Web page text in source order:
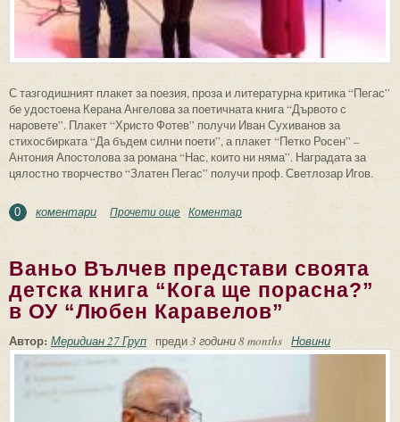
С тазгодишният плакет за поезия, проза и литературна критика “Пегас”
бе удостоена Керана Ангелова за поетичната книга “Дървото с
наровете”. Плакет “Христо Фотев” получи Иван Сухиванов за
стихосбирката “Да бъдем силни поети”, а плакет “Петко Росен” –
Антония Апостолова за романа “Нас, които ни няма”. Наградата за
цялостно творчество “Златен Пегас” получи проф. Светлозар Игов.
0 коментари Прочети още about Годишен литературен преглед –
Коментар
Ваньо Вълчев представи своята
детска книга “Кога ще порасна?”
в ОУ “Любен Каравелов”
Автор: Меридиан 27 Груп преди3 години 8 months Новини